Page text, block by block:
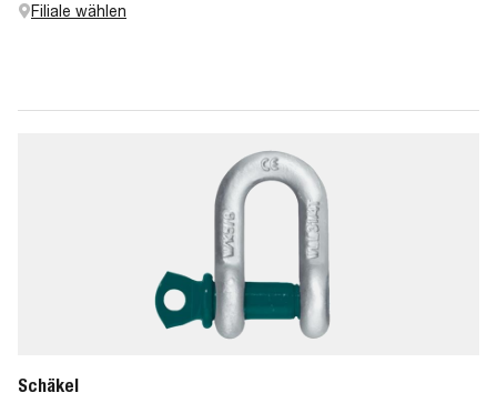
Filiale wählen
Schäkel